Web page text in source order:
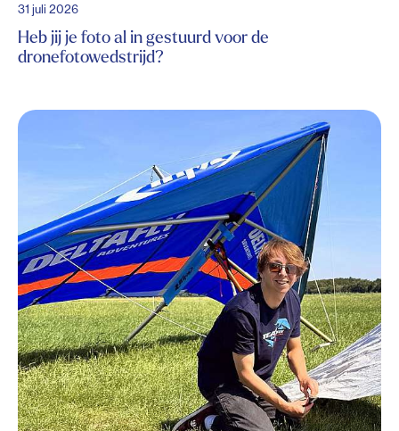
31 juli 2026
Heb jij je foto al in gestuurd voor de
dronefotowedstrijd?